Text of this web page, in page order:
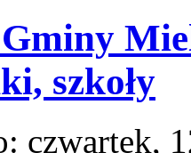
szkoły
czwartek,